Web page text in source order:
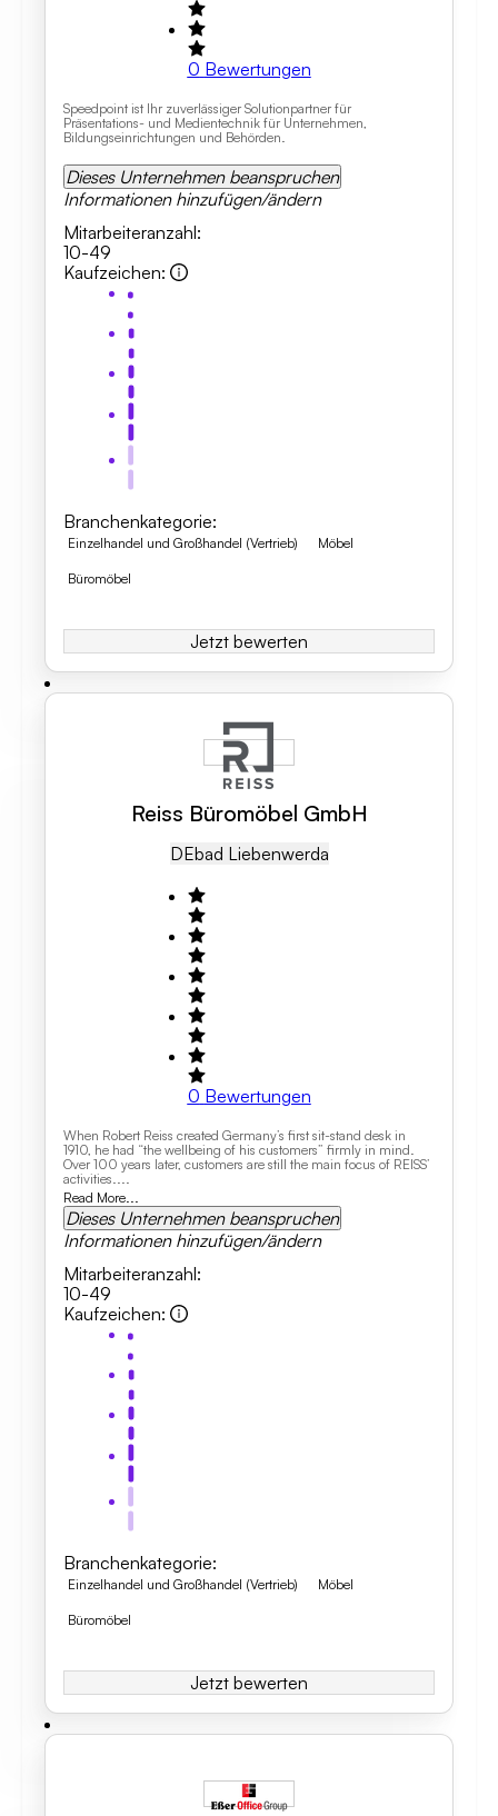
0 Bewertungen
Speedpoint ist Ihr zuverlässiger Solutionpartner für
Präsentations- und Medientechnik für Unternehmen,
Bildungseinrichtungen und Behörden.
Dieses Unternehmen beanspruchen
Informationen hinzufügen/ändern
Mitarbeiteranzahl:
10-49
Kaufzeichen:
Branchenkategorie:
Einzelhandel und Großhandel (Vertrieb) Möbel
Büromöbel
Jetzt bewerten
Reiss Büromöbel GmbH
DEBad Liebenwerda
0 Bewertungen
When Robert Reiss created Germany’s first sit-stand desk in
1910, he had “the wellbeing of his customers” firmly in mind.
Over 100 years later, customers are still the main focus of REISS’
activities....
Read More...
Dieses Unternehmen beanspruchen
Informationen hinzufügen/ändern
Mitarbeiteranzahl:
10-49
Kaufzeichen:
Branchenkategorie:
Einzelhandel und Großhandel (Vertrieb) Möbel
Büromöbel
Jetzt bewerten